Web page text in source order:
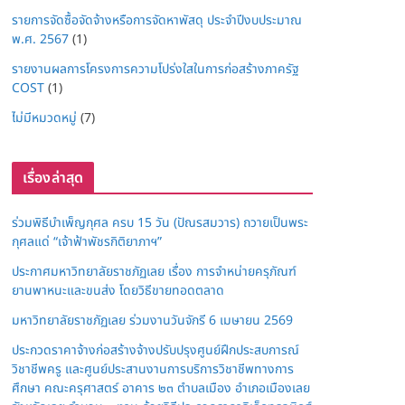
รายการจัดซื้อจัดจ้างหรือการจัดหาพัสดุ ประจำปีงบประมาณ
พ.ศ. 2567(1)
รายงานผลการโครงการความโปร่งใสในการก่อสร้างภาครัฐ
COST(1)
ไม่มีหมวดหมู่ (7)
เรื่องล่าสุด
ร่วมพิธีบำเพ็ญกุศล ครบ 15 วัน (ปัณรสมวาร) ถวายเป็นพระ
กุศลแด่ “เจ้าฟ้าพัชรกิติยาภาฯ”
ประกาศมหาวิทยาลัยราชภัฏเลย เรื่อง การจำหน่ายครุภัณฑ์
ยานพาหนะและขนส่ง โดยวิธีขายทอดตลาด
มหาวิทยาลัยราชภัฏเลย ร่วมงานวันจักรี 6 เมษายน 2569
ประกวดราคาจ้างก่อสร้างจ้างปรับปรุงศูนย์ฝึกประสบการณ์
วิชาชีพครู และศูนย์ประสานงานการบริการวิชาชีพทางการ
ศึกษา คณะครุศาสตร์ อาคาร ๒๓ ตำบลเมือง อำเภอเมืองเลย